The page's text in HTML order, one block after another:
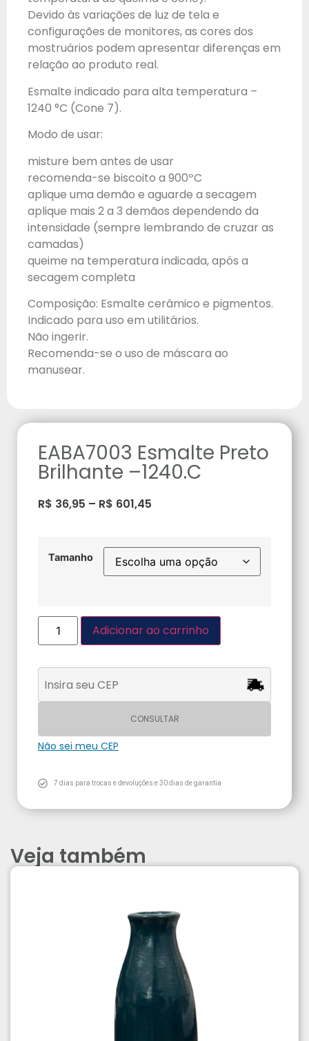
Devido às variações de luz de tela e
configurações de monitores, as cores dos
mostruários podem apresentar diferenças em
relação ao produto real.
Esmalte indicado para alta temperatura –
1240 °C (Cone 7).
Modo de usar:
misture bem antes de usar
recomenda-se biscoito a 900ºC
aplique uma demão e aguarde a secagem
aplique mais 2 a 3 demãos dependendo da
intensidade (sempre lembrando de cruzar as
camadas)
queime na temperatura indicada, após a
secagem completa
Composição: Esmalte cerâmico e pigmentos.
Indicado para uso em utilitários.
Não ingerir.
Recomenda-se o uso de máscara ao
manusear.
EABA7003 Esmalte Preto
Brilhante –1240.C
R$ 36,95 – R$ 601,45
Tamanho
Adicionar ao carrinho
CONSULTAR
Não sei meu CEP
7 dias para trocas e devoluções e 30 dias de garantia
Veja também